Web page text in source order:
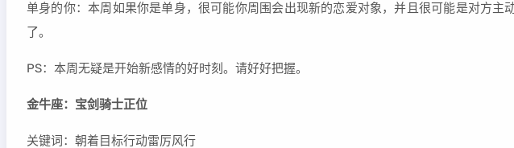
单身的你：本周如果你是单身，很可能你周围会出现新的恋爱对象，并且很可能是对方
了。
PS：本周无疑是开始新感情的好时刻。请好好把握。
金牛座：宝剑骑士正位
关键词：朝着目标行动雷厉风行